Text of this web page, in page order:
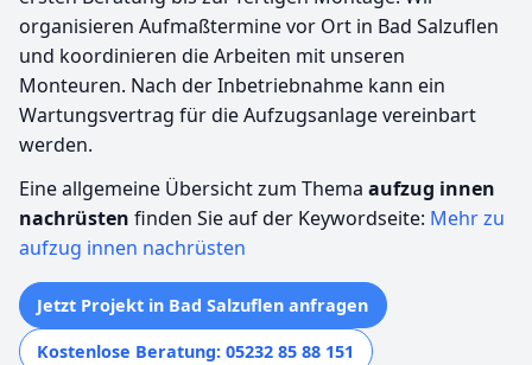
organisieren Aufmaßtermine vor Ort in Bad Salzuflen
und koordinieren die Arbeiten mit unseren
Monteuren. Nach der Inbetriebnahme kann ein
Wartungsvertrag für die Aufzugsanlage vereinbart
werden.
Eine allgemeine Übersicht zum Thema aufzug innen
nachrüsten finden Sie auf der Keywordseite: Mehr zu
aufzug innen nachrüsten
Jetzt Projekt in Bad Salzuflen anfragen
Kostenlose Beratung: 05232 85 88 151